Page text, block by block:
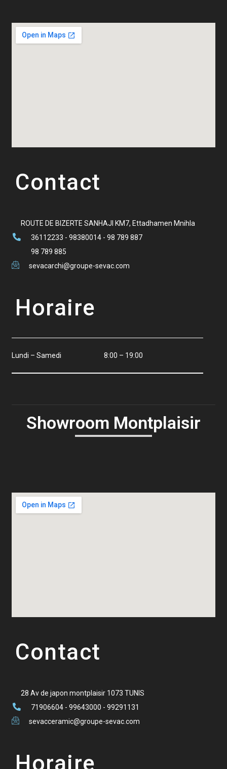
Contact
ROUTE DE BIZERTE SANHAJI KM7, Ettadhamen Mnihla
36112233 - 98380014 - 98 789 887
98 789 885
sevacarchi@groupe-sevac.com
Horaire
Lundi – Samedi 8:00 – 19:00
Showroom Montplaisir
Contact
28 Av de japon montplaisir 1073 TUNIS
71906604 - 99643000 - 99291131
sevacceramic@groupe-sevac.com
Horaire